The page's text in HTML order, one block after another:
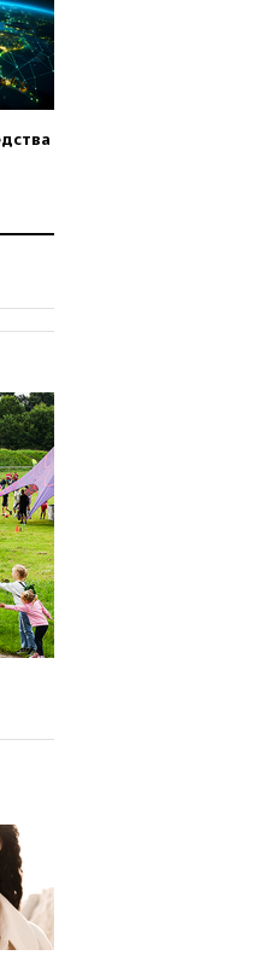
в
под